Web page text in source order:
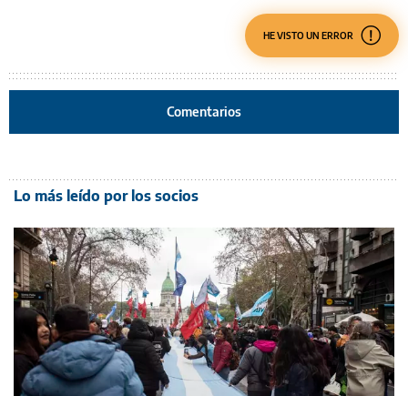
HE VISTO UN ERROR
Comentarios
Lo más leído por los socios